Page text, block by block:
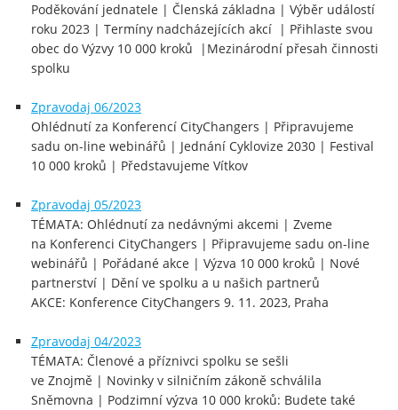
Poděkování jednatele | Členská základna | Výběr událostí
roku 2023 | Termíny nadcházejících akcí | Přihlaste svou
obec do Výzvy 10 000 kroků |Mezinárodní přesah činnosti
spolku
Zpravodaj 06/2023
Ohlédnutí za Konferencí CityChangers | Připravujeme
sadu on-line webinářů | Jednání Cyklovize 2030 | Festival
10 000 kroků | Představujeme Vítkov
Zpravodaj 05/2023
TÉMATA: Ohlédnutí za nedávnými akcemi | Zveme
na Konferenci CityChangers | Připravujeme sadu on-line
webinářů | Pořádané akce | Výzva 10 000 kroků | Nové
partnerství | Dění ve spolku a u našich partnerů
AKCE: Konference CityChangers 9. 11. 2023, Praha
Zpravodaj 04/2023
TÉMATA: Členové a příznivci spolku se sešli
ve Znojmě | Novinky v silničním zákoně schválila
Sněmovna | Podzimní výzva 10 000 kroků: Budete také